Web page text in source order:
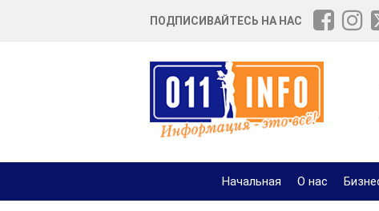
ПОДПИСИВАЙТЕСЬ НА НАС
Начальная О нас